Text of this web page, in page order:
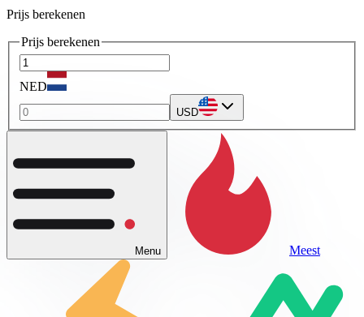
Prijs berekenen
Prijs berekenen
NED
USD
Menu Meest